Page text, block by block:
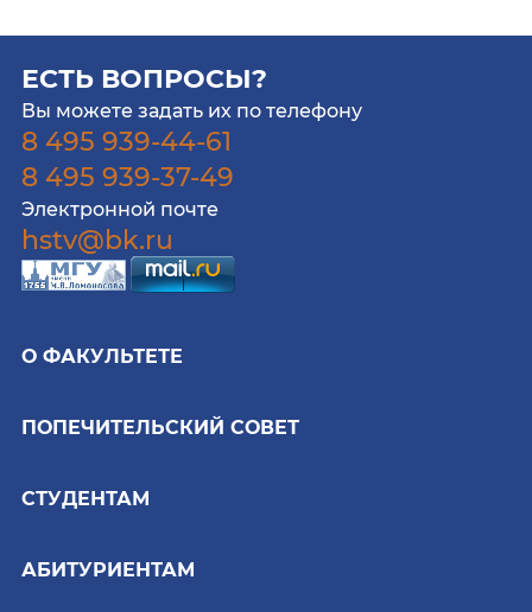
ЕСТЬ ВОПРОСЫ?
Вы можете задать их по телефону
8 495 939-44-61
8 495 939-37-49
Электронной почте
hstv@bk.ru
О ФАКУЛЬТЕТЕ
ПОПЕЧИТЕЛЬСКИЙ СОВЕТ
СТУДЕНТАМ
АБИТУРИЕНТАМ